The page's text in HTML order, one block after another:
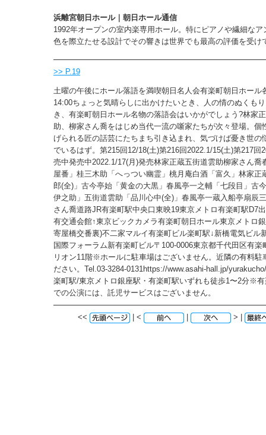
浜離宮朝日ホール｜朝日ホール通信
1992年オープンの室内楽専用ホール。特にピアノや繊細なア
色を際立たせる設計でその響きは世界でも最高の評価を受け
>> P.19
土曜の午後にホール落語を満喫朝日名人会有楽町朝日ホール
14:00ちょっと気晴らしに出かけたいとき、人の情のぬくも
き、有楽町朝日ホール名物の落語会はいかがでしょう?林家
助、柳家さん喬をはじめ当代一流の噺家たちが次々登場。個
げられる匠の話芸にたちまち引き込まれ、気づけば憂き世の
でいるはず。第215回12/18(土)第216回2022.1/15(土)第217回
売中発売中2022.1/17(月)発売林家正蔵五街道雲助柳家さん喬
屋番」桂三木助「へっつい幽霊」桃月庵白酒「富久」林家正
郎(全)」古今亭始「黄金の大黒」春風亭一之輔「七段目」古
伊之助」五街道雲助「品川心中(全)」春風亭一蔵入船亭扇辰
さん喬道路JR有楽町駅中央口東映19東京メトロ有楽町駅D7
有交通会館↑東京ビックカメラ有楽町朝日ホール東京メトロ
寄屋橋交番裏)不二家マルイ有楽町ビル楽町駅↓新橋電気ビル
国際フォーラム新有楽町ビル〒100-0006東京都千代田区有楽
リオン11階※ホールに駐車場はございません。近隣の有料駐
ださい。Tel.03-3284-0131https://www.asahi-hall.jp/
楽町駅/東京メトロ銀座駅・有楽町駅いずれも徒歩1〜2分※
での公演には、託児サービスはございません。
<< | < | > |